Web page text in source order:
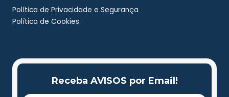
Política de Privacidade e Segurança
Política de Cookies
Receba AVISOS por Email!